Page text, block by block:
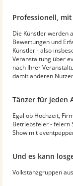
Professionell,
Die Künstler werden
Bewertungen und
Künstler - also
Veranstaltung über
nach Ihrer
damit anderen
Tänzer für jeden
Egal ob Hochzeit,
Betriebsfeier - feiern
Show mit
Und es kann
Volkstanzgruppen